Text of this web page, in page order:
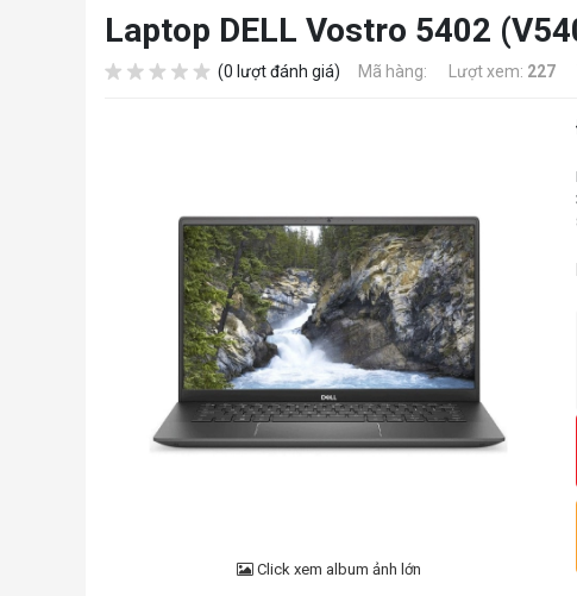
Laptop DELL Vostro 5402
(0 lượt đánh giá) Mã hàng: Lượt xem: 227
Click xem album ảnh lớn